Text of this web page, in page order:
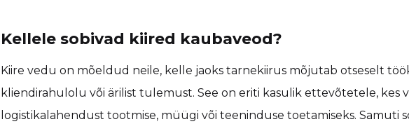
Kellele sobivad kiired kaubaveod?
Kiire vedu on mõeldud neile, kelle jaoks tarnekiirus mõjutab otseselt
kliendirahulolu või ärilist tulemust. See on eriti kasulik ettevõtetele, kes
logistikalahendust tootmise, müügi või teeninduse toetamiseks. Samuti